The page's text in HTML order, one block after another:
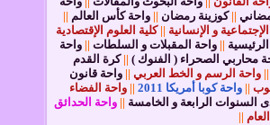
||كوزينة رمضان || واحة كأس العالم ||
و الإنسانية ||كلية العلوم الإقتصادية
|| واحة المقبلات و السلطات || واحة
محاربي الصحراء ( الفنوك ) ||كرة القدم
|| واحة الرسم و الخط العربي || واحة قانون
|| واحة كوبا أمريكا 2011 || واحة الفضاء
السنوات الرابعة و الخامسة ||واحة الحدائق
||